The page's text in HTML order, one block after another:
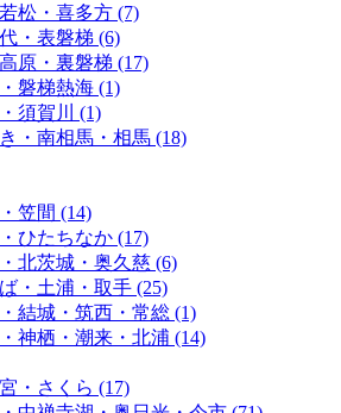
松・喜多方 (7)
・表磐梯 (6)
原・裏磐梯 (17)
磐梯熱海 (1)
須賀川
(1)
・南相馬・相馬 (18)
笠間 (14)
ひたちなか (17)
北茨城・奥久慈 (6)
・土浦・取手 (25)
結城・筑西・常総 (1)
神栖・潮来・北浦 (14)
・さくら (17)